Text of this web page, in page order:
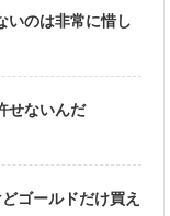
いのは非常に惜し
せないんだ
ゴールドだけ買え